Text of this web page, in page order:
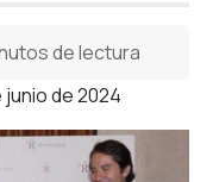
de 2024
de lectura